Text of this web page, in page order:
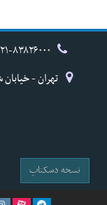
نسخه دسکتاپ